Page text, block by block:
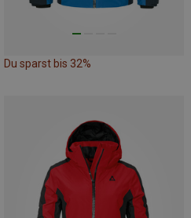
Du sparst bis 32%